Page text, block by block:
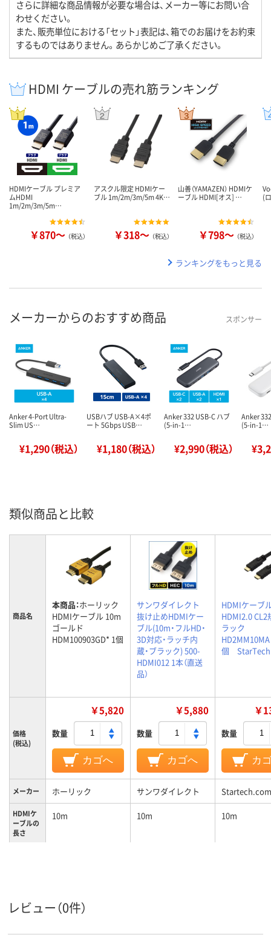
さらに詳細な商品情報が必要な場合は、メーカー等にお問い合
わせください。
また、販売単位における「セット」表記は、箱でのお届けをお約束
するものではありません。あらかじめご了承ください。
HDMI ケーブルの売れ筋ランキング
HDMIケーブル プレミア
ムHDMI
1m/2m/3m/5m…
￥870～ （税込）
アスクル限定 HDMIケー
ブル 1m/2m/3m/5m 4K…
￥318～ （税込）
山善（YAMAZEN） HDMIケ
ーブル HDMI[オス] …
￥798～ （税込）
(
ランキングをもっと見る
メーカーからのおすすめ商品 スポンサー
Anker 4-Port Ultra-
Slim US…
¥1,290（税込）
USBハブ USB-A×4ポ
ート 5Gbps USB…
¥1,180（税込）
Anker 332 USB-C ハブ
(5-in-1…
¥2,990（税込）
Anker
(5-in-1…
類似商品と比較
商品名
本商品：ホーリック
HDMIケーブル 10m
ゴールド
HDM100903GD* 1個
サンワダイレクト
抜け止めHDMIケー
ブル(10m・フルHD・
3D対応・ラッチ内
蔵・ブラック) 500-
HDMI012 1本（直送
品）
HDMIケーブ
HDMI2.0 CL2
ラック
個
価格
(税込)
￥5,820
数量
カゴへ
￥5,880
数量
カゴへ
￥
数量
カ
メーカー ホーリック サンワダイレクト Startech.com
HDMIケ
ーブルの
長さ
10m 10m 10m
レビュー（0件）